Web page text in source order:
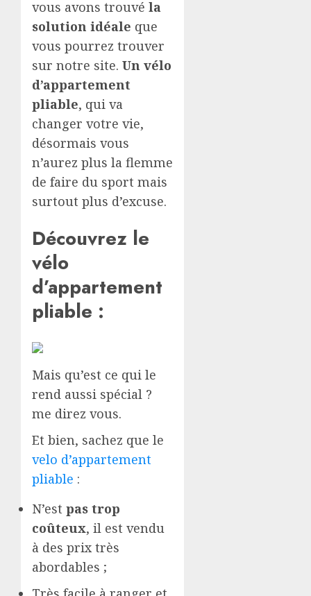
vous avons trouvé la
solution idéale que
vous pourrez trouver
sur notre site. Un vélo
d’appartement
pliable, qui va
changer votre vie,
désormais vous
n’aurez plus la flemme
de faire du sport mais
surtout plus d’excuse.
Découvrez le
vélo
d’appartement
pliable :
Mais qu’est ce qui le
rend aussi spécial ?
me direz vous.
Et bien, sachez que le
velo d’appartement
pliable :
N’est pas trop
coûteux, il est vendu
à des prix très
abordables ;